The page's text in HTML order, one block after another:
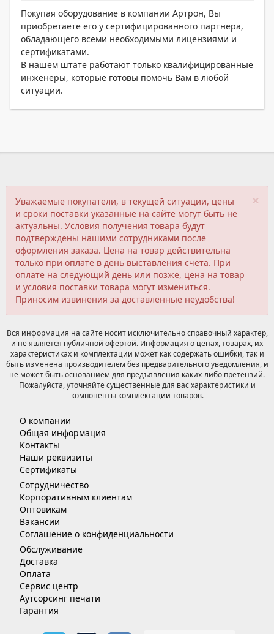
Покупая оборудование в компании Артрон, Вы
приобретаете его у сертифицированного партнера,
обладающего всеми необходимыми лицензиями и
сертификатами.
В нашем штате работают только квалифицированные
инженеры, которые готовы помочь Вам в любой
ситуации.
×
Уважаемые покупатели, в текущей ситуации, цены
и сроки поставки указанные на сайте могут быть не
актуальны. Условия получения товара будут
подтверждены нашими сотрудниками после
оформления заказа. Цена на товар действительна
только при оплате в день выставления счета. При
оплате на следующий день или позже, цена на товар
и условия поставки товара могут измениться.
Приносим извинения за доставленные неудобства!
Вся информация на сайте носит исключительно справочный характер,
и не является публичной офертой. Информация о ценах, товарах, их
характеристиках и комплектации может как содержать ошибки, так и
быть изменена производителем без предварительного уведомления, и
не может быть основанием для предъявления каких-либо претензий.
Пожалуйста, уточняйте существенные для вас характеристики и
компоненты комплектации товаров.
О компании
Общая информация
Контакты
Наши реквизиты
Сертификаты
Сотрудничество
Корпоративным клиентам
Оптовикам
Вакансии
Соглашение о конфиденциальности
Обслуживание
Доставка
Оплата
Сервис центр
Аутсорсинг печати
Гарантия